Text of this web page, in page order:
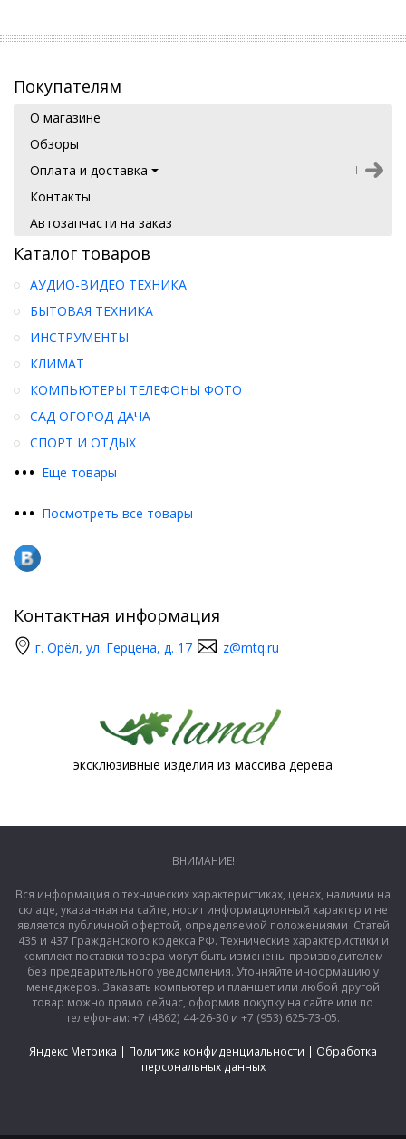
Покупателям
О магазине
Обзоры
Оплата и доставка
Контакты
Автозапчасти на заказ
Каталог товаров
••• Еще товары
АУДИО-ВИДЕО ТЕХНИКА
БЫТОВАЯ ТЕХНИКА
ИНСТРУМЕНТЫ
КЛИМАТ
КОМПЬЮТЕРЫ ТЕЛЕФОНЫ ФОТО
САД ОГОРОД ДАЧА
СПОРТ И ОТДЫХ
••• Посмотреть все товары
Контактная информация
г. Орёл, ул. Герцена, д. 17 z@mtq.ru
эксклюзивные изделия из массива дерева
ВНИМАНИЕ!
Вся информация о технических характеристиках, ценах, наличии на
складе, указанная на сайте, носит информационный характер и не
является публичной офертой, определяемой положениями Статей
435 и 437 Гражданского кодекса РФ. Технические характеристики и
комплект поставки товара могут быть изменены производителем
без предварительного уведомления. Уточняйте информацию у
менеджеров. Заказать компьютер и планшет или любой другой
товар можно прямо сейчас, оформив покупку на сайте или по
телефонам: +7 (4862) 44-26-30 и +7 (953) 625-73-05.
Яндекс Метрика | Политика конфиденциальности | Обработка
персональных данных